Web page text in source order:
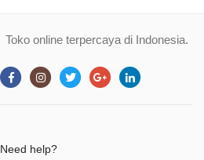
Toko online terpercaya di Indonesia.
Need help?